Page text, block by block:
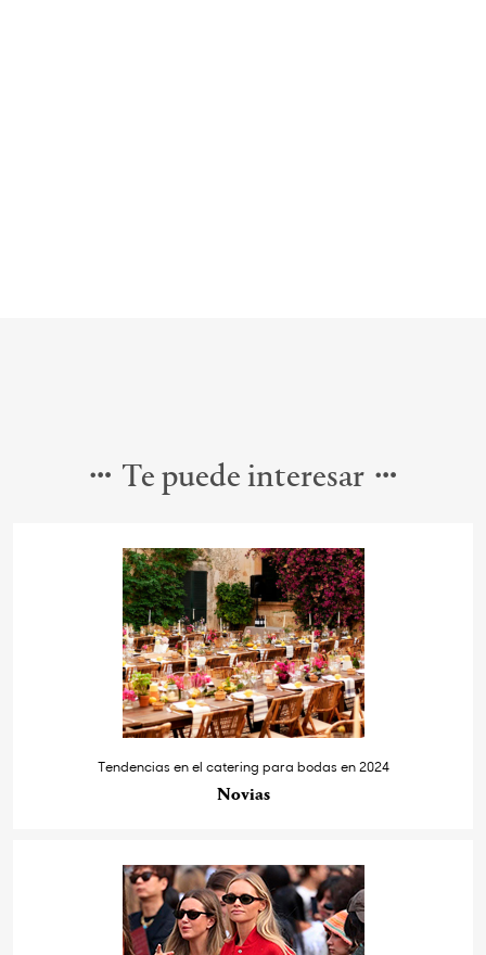
Te puede interesar
Tendencias en el catering para bodas en 2024
Novias